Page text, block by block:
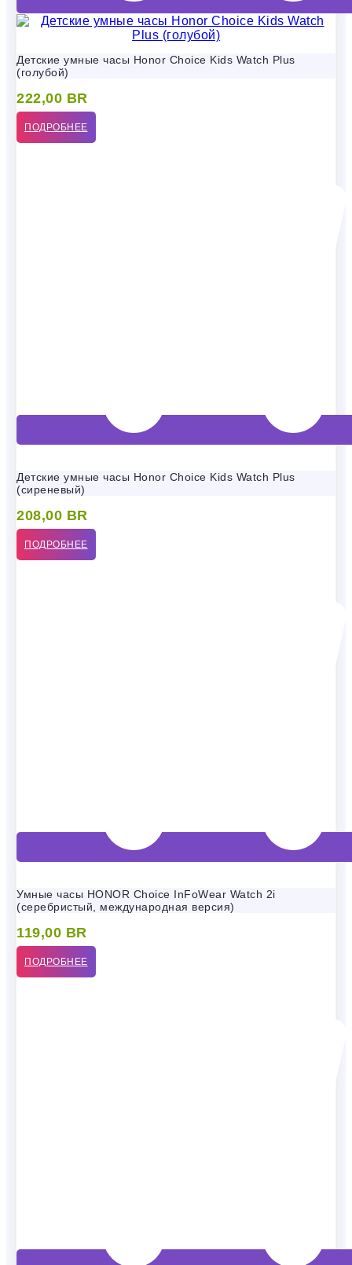
Детские умные часы Honor Choice Kids Watch Plus
(голубой)
222,00 BR
ПОДРОБНЕЕ
Детские умные часы Honor Choice Kids Watch Plus
(сиреневый)
208,00 BR
ПОДРОБНЕЕ
Умные часы HONOR Choice InFoWear Watch 2i
(серебристый, международная версия)
119,00 BR
ПОДРОБНЕЕ